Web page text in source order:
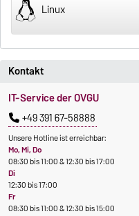
Linux
Kontakt
IT-Service der OVGU
+49 391 67-58888
Unsere Hotline ist erreichbar:
Mo, Mi, Do
08:30 bis 11:00 & 12:30 bis 17:00
Di
12:30 bis 17:00
Fr
08:30 bis 11:00 & 12:30 bis 15:00